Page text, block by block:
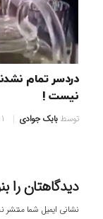
دردسر تمام
نیست !
توسطبابک جوادی 1 شهریور, 1401
دیدگاهتان را
نشانی ایمیل شما